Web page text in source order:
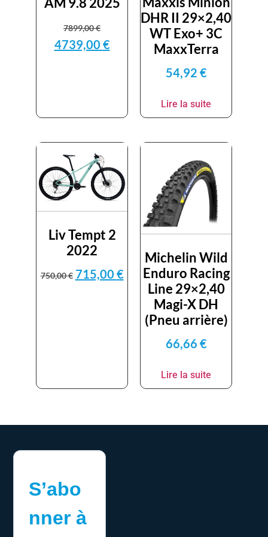
7899,00€
4739,00 €
DHR II 29×2,40
WT Exo+ 3C
MaxxTerra
54,92 €
Lire la suite
Liv Tempt 2
2022
750,00€ 715,00 €
Michelin Wild
Enduro Racing
Line 29×2,40
Magi-X DH
(Pneu arrière)
66,66 €
Lire la suite
S’abo
nner à